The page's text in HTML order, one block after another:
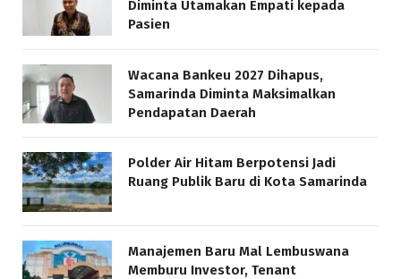
Diminta Utamakan Empati kepada
Pasien
Wacana Bankeu 2027 Dihapus,
Samarinda Diminta Maksimalkan
Pendapatan Daerah
Polder Air Hitam Berpotensi Jadi
Ruang Publik Baru di Kota Samarinda
Manajemen Baru Mal Lembuswana
Memburu Investor, Tenant